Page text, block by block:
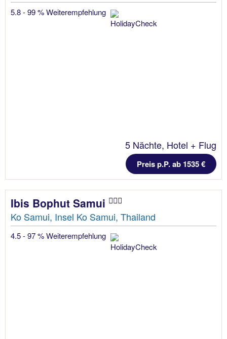
5.8 - 99 % Weiterempfehlung
5 Nächte, Hotel + Flug
Preis p.P. ab 1535 €
Ibis Bophut Samui
Ko Samui, Insel Ko Samui, Thailand
4.5 - 97 % Weiterempfehlung